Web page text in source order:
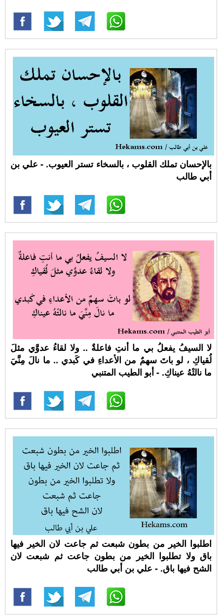
بالإحسان تملك القلوب ، بالسخاء تستر العيوب. - علي بن
أبي طالب
لا السيفُ يفعلُ بي ما أنتِ فاعلةٌ .. ولا لقاءُ عدوَّي مثلَ
لُقياكِ ، لو باتَ سهمٌ من الأعداءِ في كَبدي .. ما نالَ مِنَّيَ
ما نالتْهُ عيناكِ. - أبو الطيب المتنبي
اطلبوا الخير من بطون شبعت ثم جاعت لان الخير فيها
باق ولا تطلبوا الخير من بطون جاعت ثم شبعت لان
الشح فيها باق. - علي بن أبي طالب